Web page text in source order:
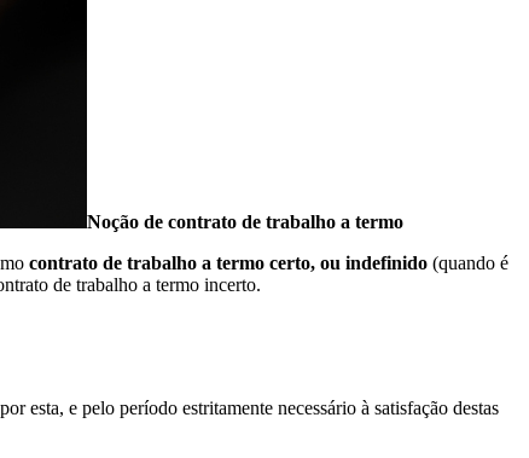
Noção de contrato de trabalho a termo
contrato de trabalho a termo certo, ou indefinido (quando é
de trabalho a termo incerto.
esta, e pelo período estritamente necessário à satisfação destas